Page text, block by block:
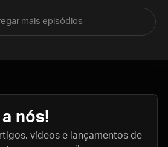
mais episódios
nós!
vídeos e lançamentos de